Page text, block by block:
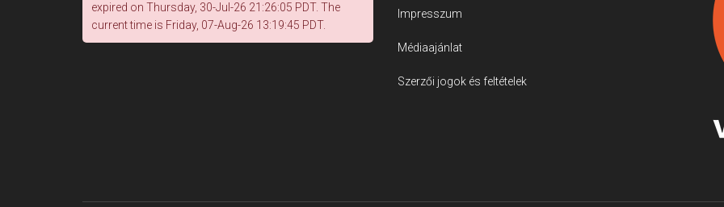
expired on Thursday, 30-Jul-26 21:26:05 PDT. The
current time is Friday, 07-Aug-26 13:19:45 PDT.
Impresszum
Médiaajánlat
Szerzői jogok és feltételek